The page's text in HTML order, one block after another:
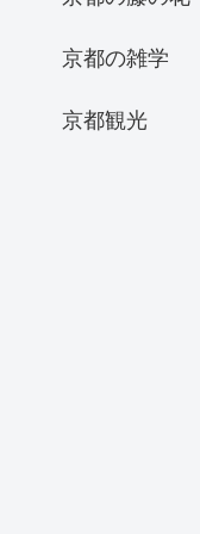
京都の雑学
京都観光